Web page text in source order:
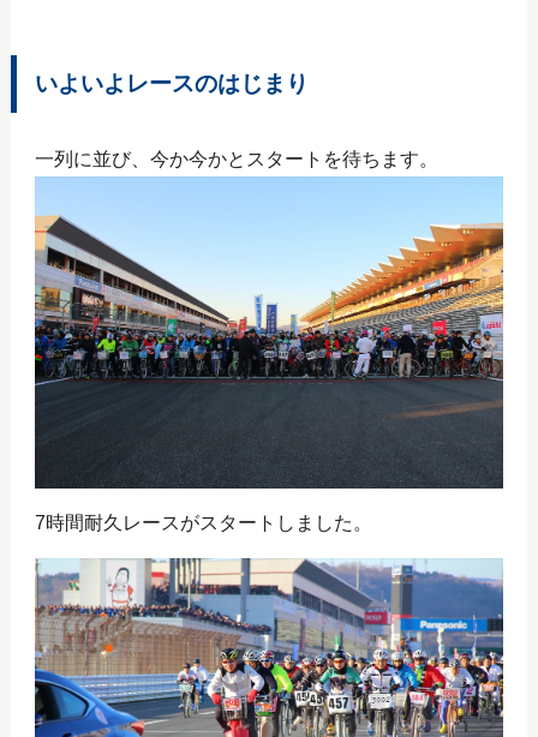
いよいよレースのはじまり
一列に並び、今か今かとスタートを待ちます。
7時間耐久レースがスタートしました。